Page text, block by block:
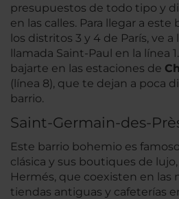
presupuestos de todo tipo y
en las calles. Para llegar a
los distritos 3 y 4 de París, ve
llamada Saint-Paul en la línea
bajarte en las estaciones de
(línea 8), que te dejan a poca
barrio.
Saint-Germain-des-
Este barrio bohemio es
clásica y sus boutiques de
Hermés, que coexisten en las
tiendas antiguas y cafeterías